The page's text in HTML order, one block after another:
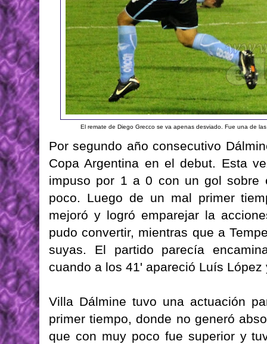
El remate de Diego Grecco se va apenas desviado. Fue una de
Por segundo año consecutivo
Copa Argentina en el debut. Esta
impuso por 1 a 0 con un gol
poco. Luego de un mal primer
mejoró y logró emparejar la
pudo convertir, mientras que a
suyas. El partido parecía
cuando a los 41' apareció Luís
Villa Dálmine tuvo una actuación
primer tiempo, donde no generó
que con muy poco fue superior y